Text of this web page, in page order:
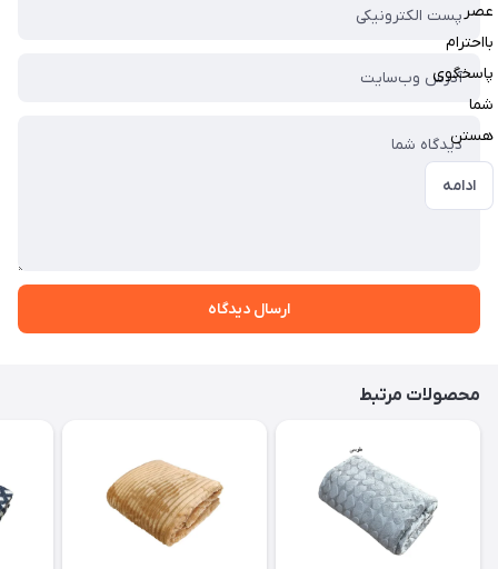
عصر
بااحترام
پاسخگوی
شما
هستن
ادامه
ارسال دیدگاه
محصولات مرتبط